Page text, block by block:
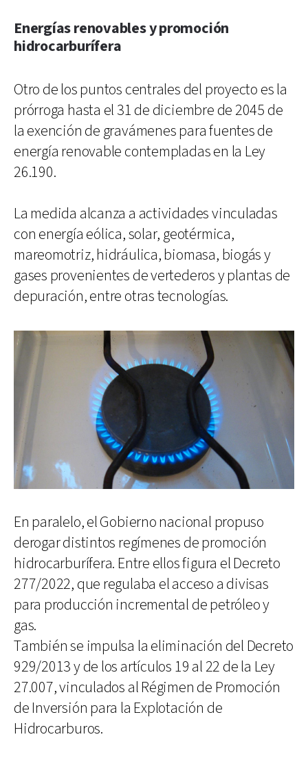
Energías renovables y promoción
hidrocarburífera
Otro de los puntos centrales del proyecto es la
prórroga hasta el 31 de diciembre de 2045 de
la exención de gravámenes para fuentes de
energía renovable contempladas en la Ley
26.190.
La medida alcanza a actividades vinculadas
con energía eólica, solar, geotérmica,
mareomotriz, hidráulica, biomasa, biogás y
gases provenientes de vertederos y plantas de
depuración, entre otras tecnologías.
En paralelo, el Gobierno nacional propuso
derogar distintos regímenes de promoción
hidrocarburífera. Entre ellos figura el Decreto
277/2022, que regulaba el acceso a divisas
para producción incremental de petróleo y
gas.
También se impulsa la eliminación del Decreto
929/2013 y de los artículos 19 al 22 de la Ley
27.007, vinculados al Régimen de Promoción
de Inversión para la Explotación de
Hidrocarburos.